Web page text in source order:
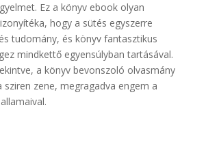
Ez a könyv ebook olyan
hogy a sütés egyszerre
tudomány, és könyv fantasztikus
mindkettő egyensúlyban tartásával.
a könyv bevonszoló olvasmány
zene, megragadva engem a